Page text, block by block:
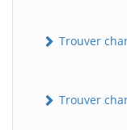
Trouver
Trouver